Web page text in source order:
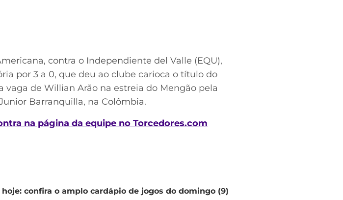
contra o Independiente del Valle (EQU),
por 3 a 0, que deu ao clube carioca o título do
vaga de Willian Arão na estreia do Mengão pela
Barranquilla, na Colômbia.
na página da equipe no Torcedores.com
hoje: confira o amplo cardápio de jogos do domingo (9)